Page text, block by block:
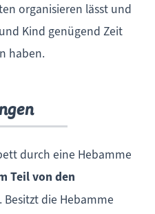
organisieren lässt und
Kind genügend Zeit
haben.
durch eine Hebamme
Teil von den
. Besitzt die Hebamme